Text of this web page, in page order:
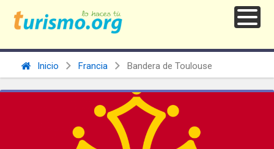
Inicio Francia Bandera de Toulouse